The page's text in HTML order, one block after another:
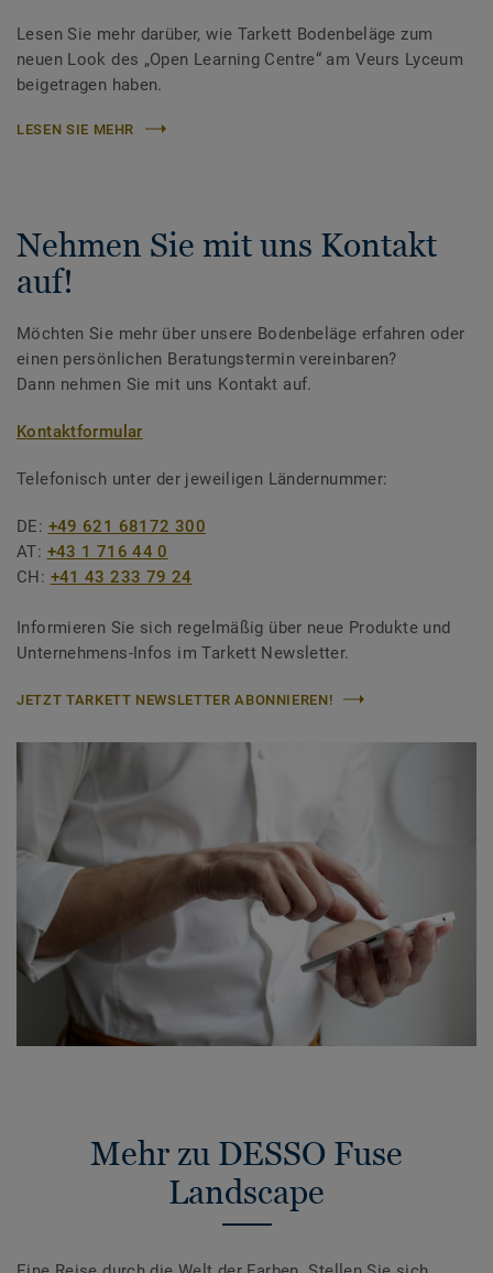
Lesen Sie mehr darüber, wie Tarkett Bodenbeläge zum
neuen Look des „Open Learning Centre“ am Veurs Lyceum
beigetragen haben.
LESEN SIE MEHR
Nehmen Sie mit uns Kontakt
auf!
Möchten Sie mehr über unsere Bodenbeläge erfahren oder
einen persönlichen Beratungstermin vereinbaren?
Dann nehmen Sie mit uns Kontakt auf.
Kontaktformular
Telefonisch unter der jeweiligen Ländernummer:
DE: +49 621 68172 300
AT: +43 1 716 44 0
CH: +41 43 233 79 24
Informieren Sie sich regelmäßig über neue Produkte und
Unternehmens-Infos im Tarkett Newsletter.
JETZT TARKETT NEWSLETTER ABONNIEREN!
Mehr zu DESSO Fuse
Landscape